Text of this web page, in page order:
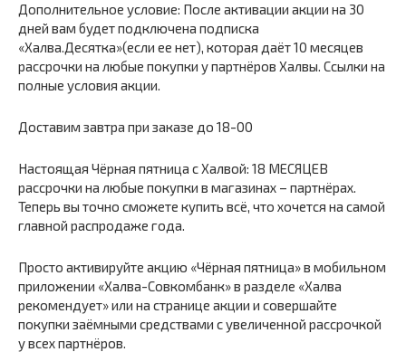
Дополнительное условие: После активации акции на 30
дней вам будет подключена подписка
«Халва.Десятка»(если ее нет), которая даёт 10 месяцев
рассрочки на любые покупки у партнёров Халвы. Ссылки на
полные условия акции.
Доставим завтра при заказе до 18-00
Настоящая Чёрная пятница с Халвой: 18 МЕСЯЦЕВ
рассрочки на любые покупки в магазинах – партнёрах.
Теперь вы точно сможете купить всё, что хочется на самой
главной распродаже года.
Просто активируйте акцию «Чёрная пятница» в мобильном
приложении «Халва-Совкомбанк» в разделе «Халва
рекомендует» или на странице акции и совершайте
покупки заёмными средствами с увеличенной рассрочкой
у всех партнёров.